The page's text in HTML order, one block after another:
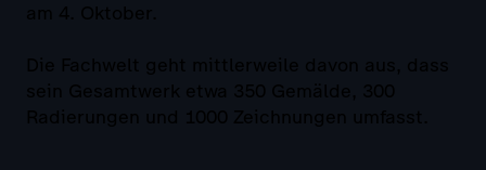
am 4. Oktober.
Die Fachwelt geht mittlerweile davon aus, dass
sein Gesamtwerk etwa 350 Gemälde, 300
Radierungen und 1000 Zeichnungen umfasst.